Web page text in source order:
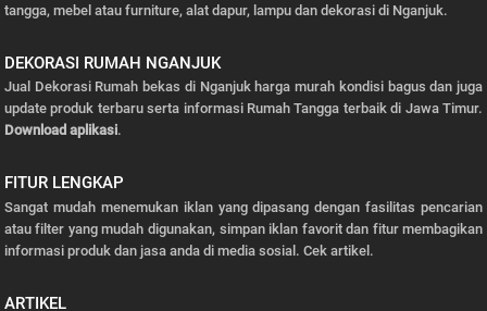
tangga, mebel atau furniture, alat dapur, lampu dan dekorasi di Nganjuk.
DEKORASI RUMAH NGANJUK
Jual Dekorasi Rumah bekas di Nganjuk harga murah kondisi bagus dan juga
update produk terbaru serta informasi Rumah Tangga terbaik di Jawa Timur.
Download aplikasi.
FITUR LENGKAP
Sangat mudah menemukan iklan yang dipasang dengan fasilitas pencarian
atau filter yang mudah digunakan, simpan iklan favorit dan fitur membagikan
informasi produk dan jasa anda di media sosial. Cek artikel.
ARTIKEL